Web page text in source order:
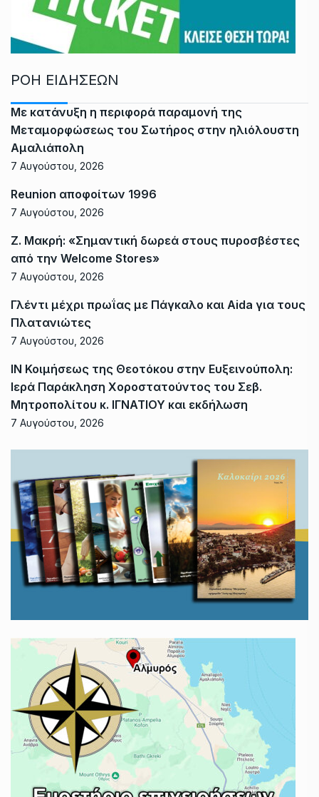
ΡΟΗ ΕΙΔΗΣΕΩΝ
Με κατάνυξη η περιφορά παραμονή της
Μεταμορφώσεως του Σωτήρος στην ηλιόλουστη
Αμαλιάπολη
7 Αυγούστου, 2026
Reunion αποφοίτων 1996
7 Αυγούστου, 2026
Ζ. Μακρή: «Σημαντική δωρεά στους πυροσβέστες
από την Welcome Stores»
7 Αυγούστου, 2026
Γλέντι μέχρι πρωΐας με Πάγκαλο και Aida για τους
Πλατανιώτες
7 Αυγούστου, 2026
ΙΝ Κοιμήσεως της Θεοτόκου στην Ευξεινούπολη:
Ιερά Παράκληση Χοροστατούντος του Σεβ.
Μητροπολίτου κ. ΙΓΝΑΤΙΟΥ και εκδήλωση
7 Αυγούστου, 2026